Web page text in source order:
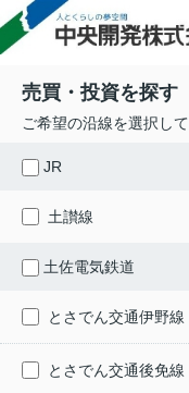
売買・投資を探す
ご希望の沿線を選択し
JR
土讃線
土佐電気鉄道
とさでん交通伊野線
とさでん交通後免線